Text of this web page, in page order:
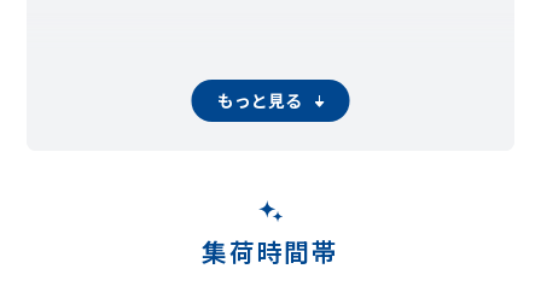
もっと見る
集荷時間帯